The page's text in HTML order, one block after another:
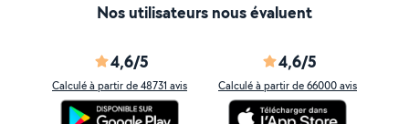
Nos utilisateurs nous évaluent
4,6/5
Calculé à partir de 48731 avis
4,6/5
Calculé à partir de 66000 avis